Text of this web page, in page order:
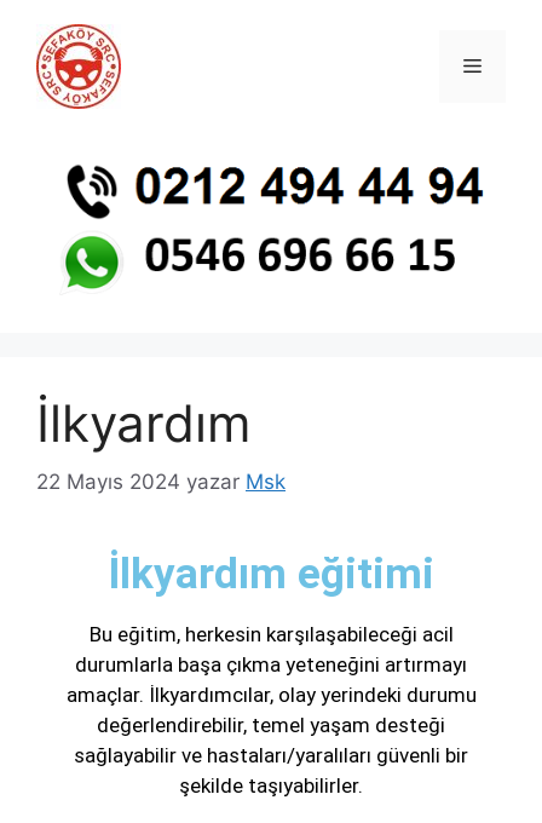
İlkyardım
22 Mayıs 2024 yazar Msk
İlkyardım eğitimi
Bu eğitim, herkesin karşılaşabileceği acil
durumlarla başa çıkma yeteneğini artırmayı
amaçlar. İlkyardımcılar, olay yerindeki durumu
değerlendirebilir, temel yaşam desteği
sağlayabilir ve hastaları/yaralıları güvenli bir
şekilde taşıyabilirler.